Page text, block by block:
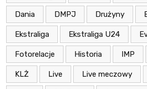
Dania DMPJ Drużyny
Ekstraliga Ekstraliga U24
Fotorelacje Historia IMP
KLŻ Live Live meczowy